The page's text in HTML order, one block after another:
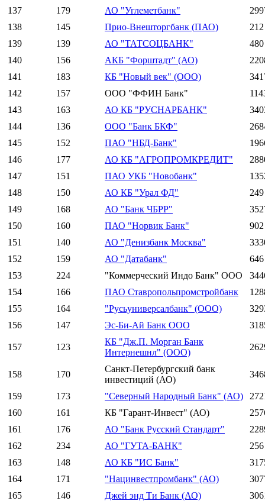
137
179 АО "Углеметбанк"
138
145 Прио-Внешторгбанк (ПАО)
212
139
139 АО "ТАТСОЦБАНК"
480
140
156 АКБ "Форштадт" (АО)
141
183 КБ "Новый век" (ООО)
142
157 ООО "ФФИН Банк"
143
163 АО КБ "РУСНАРБАНК"
144
136 ООО "Банк БКФ"
145
152 ПАО "НБД-Банк"
146
177 АО КБ "АГРОПРОМКРЕДИТ"
147
151 ПАО УКБ "Новобанк"
148
150 АО КБ "Урал ФД"
249
149
168 АО "Банк ЧБРР"
150
160 ПАО "Норвик Банк"
902
151
140 АО "Денизбанк Москва"
152
159 АО "Датабанк"
646
153
224 "Коммерческий Индо Банк" ООО
154
166 ПАО Ставропольпромстройбанк
155
164 "Русьуниверсалбанк" (ООО)
156
147 Эс-Би-Ай Банк ООО
157 123
КБ "Дж.П. Морган Банк
Интернешнл" (ООО)
158 170
Санкт-Петербургский банк
инвестиций (АО)
159 173 "Северный Народный Банк" (АО)
160
161 КБ "Гарант-Инвест" (АО)
161
176 АО "Банк Русский Стандарт"
162
234 АО "ГУТА-БАНК"
256
163
148 АО КБ "ИС Банк"
164
171 "Нацинвестпромбанк" (АО)
165
146 Джей энд Ти Банк (АО)